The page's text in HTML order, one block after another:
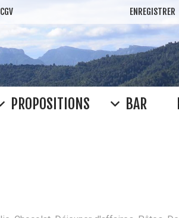
CGV ENREGISTRER
PROPOSITIONS BAR